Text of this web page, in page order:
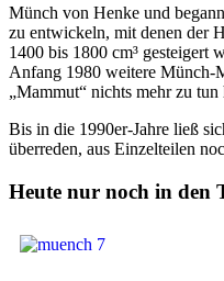
Münch von Henke und
zu entwickeln, mit denen der
1400 bis 1800 cm³ gesteigert
Anfang 1980 weitere Münch-
„Mammut“ nichts mehr zu tun
Bis in die 1990er-Jahre ließ
überreden, aus Einzelteilen
Heute nur noch in den